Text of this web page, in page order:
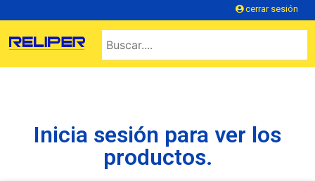
cerrar sesión
Inicia sesión para ver los
productos.